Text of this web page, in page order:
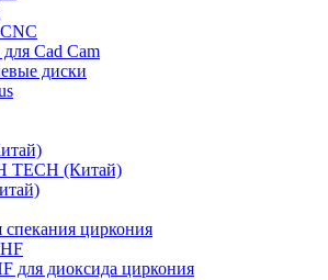
Cad Cam
диски
TECH (Китай)
спекания циркония
для диоксида циркония